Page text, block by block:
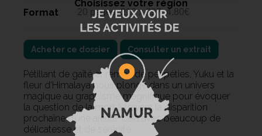
Format 20 pages, 210 x 297, 4.80€
Acheter ce dossier Consulter un extrait
Pétillant de gaîté et rempli de péripéties, Yuku et la
fleur d’Himalaya nous plonge dans un univers
magique au graphisme magnifique pour évoquer
la question de la mort à travers la disparition
prochaine d’une aïeule, cela avec beaucoup de
délicatesse et de sérénité.
Choisissez votre région